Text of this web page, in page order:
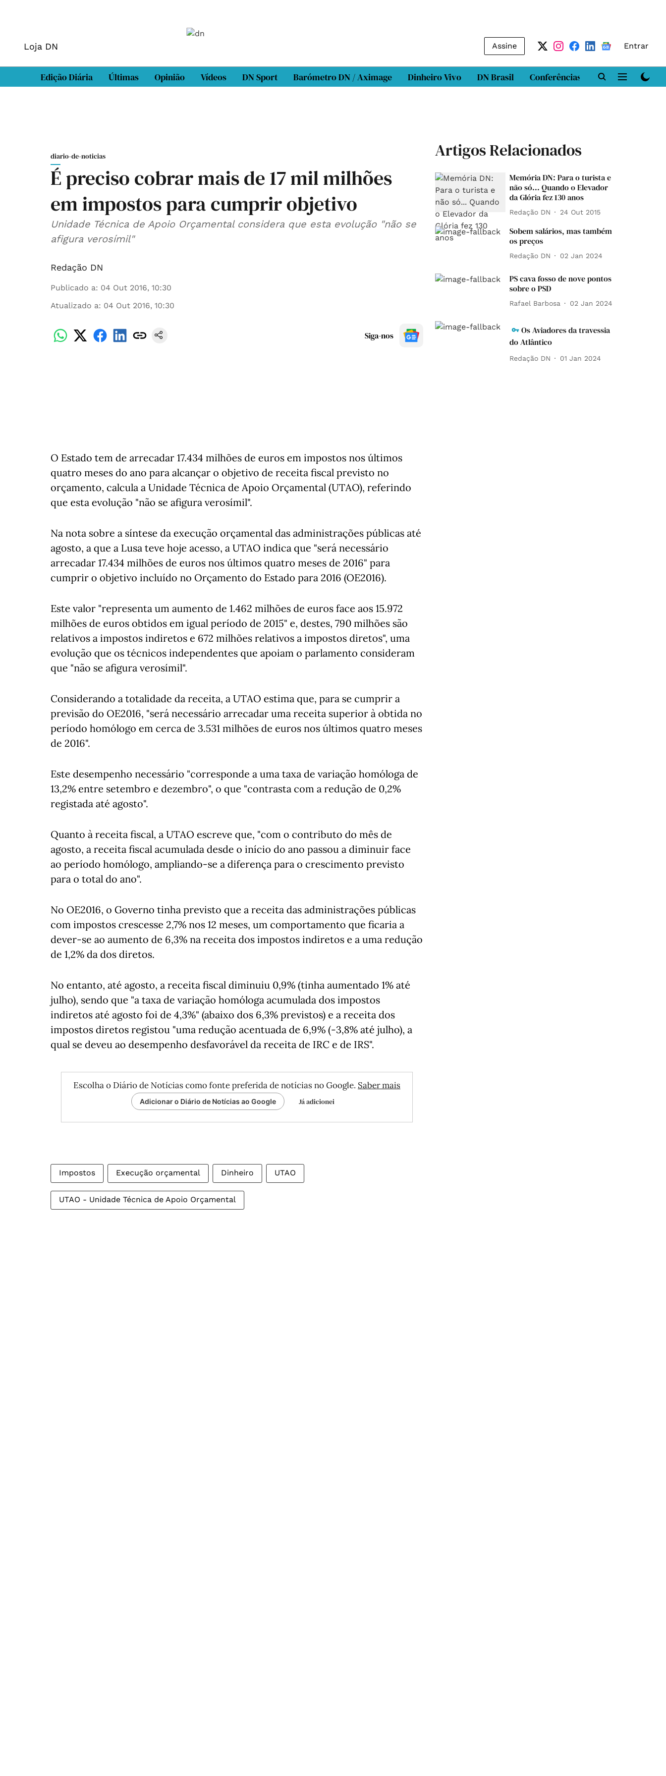
Loja DN Assine Entrar
Edição Diária Últimas Opinião Vídeos DN Sport Barómetro DN / Aximage Dinheiro Vivo DN Brasil Conferências DN LAB
diario-de-noticias
É preciso cobrar mais de 17 mil milhões
em impostos para cumprir objetivo
Unidade Técnica de Apoio Orçamental considera que esta evolução "não se
afigura verosímil"
Redação DN
Publicado a: 04 Out 2016, 10:30
Atualizado a: 04 Out 2016, 10:30
Siga-nos
O Estado tem de arrecadar 17.434 milhões de euros em impostos nos últimos
quatro meses do ano para alcançar o objetivo de receita fiscal previsto no
orçamento, calcula a Unidade Técnica de Apoio Orçamental (UTAO), referindo
que esta evolução "não se afigura verosímil".
Na nota sobre a síntese da execução orçamental das administrações públicas até
agosto, a que a Lusa teve hoje acesso, a UTAO indica que "será necessário
arrecadar 17.434 milhões de euros nos últimos quatro meses de 2016" para
cumprir o objetivo incluído no Orçamento do Estado para 2016 (OE2016).
Este valor "representa um aumento de 1.462 milhões de euros face aos 15.972
milhões de euros obtidos em igual período de 2015" e, destes, 790 milhões são
relativos a impostos indiretos e 672 milhões relativos a impostos diretos", uma
evolução que os técnicos independentes que apoiam o parlamento consideram
que "não se afigura verosímil".
Considerando a totalidade da receita, a UTAO estima que, para se cumprir a
previsão do OE2016, "será necessário arrecadar uma receita superior à obtida no
período homólogo em cerca de 3.531 milhões de euros nos últimos quatro meses
de 2016".
Este desempenho necessário "corresponde a uma taxa de variação homóloga de
13,2% entre setembro e dezembro", o que "contrasta com a redução de 0,2%
registada até agosto".
Quanto à receita fiscal, a UTAO escreve que, "com o contributo do mês de
agosto, a receita fiscal acumulada desde o início do ano passou a diminuir face
ao período homólogo, ampliando-se a diferença para o crescimento previsto
para o total do ano".
No OE2016, o Governo tinha previsto que a receita das administrações públicas
com impostos crescesse 2,7% nos 12 meses, um comportamento que ficaria a
dever-se ao aumento de 6,3% na receita dos impostos indiretos e a uma redução
de 1,2% da dos diretos.
No entanto, até agosto, a receita fiscal diminuiu 0,9% (tinha aumentado 1% até
julho), sendo que "a taxa de variação homóloga acumulada dos impostos
indiretos até agosto foi de 4,3%" (abaixo dos 6,3% previstos) e a receita dos
impostos diretos registou "uma redução acentuada de 6,9% (-3,8% até julho), a
qual se deveu ao desempenho desfavorável da receita de IRC e de IRS".
Escolha o Diário de Notícias como fonte preferida de notícias no Google. Saber mais
Adicionar o Diário de Notícias ao Google Já adicionei
Impostos Execução orçamental Dinheiro UTAO
UTAO - Unidade Técnica de Apoio Orçamental
Artigos Relacionados
Memória DN: Para o turista e
não só... Quando o Elevador
da Glória fez 130 anos
Redação DN 24 Out 2015
Sobem salários, mas também
os preços
Redação DN 02 Jan 2024
PS cava fosso de nove pontos
sobre o PSD
Rafael Barbosa 02 Jan 2024
Os Aviadores da travessia
do Atlântico
Redação DN 01 Jan 2024